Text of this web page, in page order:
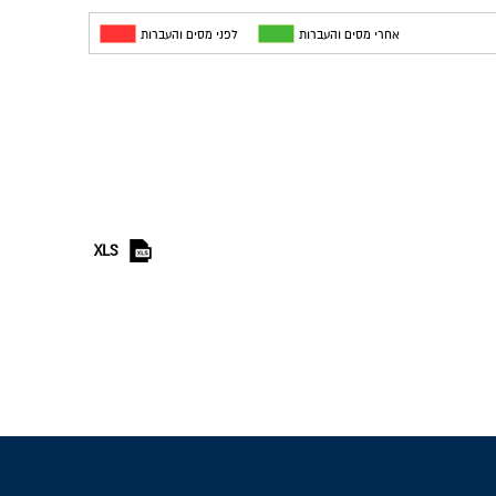
לפני מסים והעברות אחרי מסים והעברות
XLS